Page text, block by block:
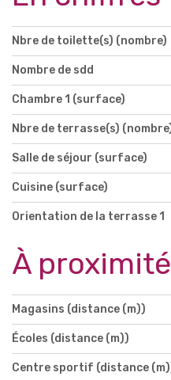
Nbre de toilette(s) (nombre)
Nombre de sdd
Chambre 1 (surface)
Nbre de terrasse(s)
Salle de séjour (surface)
Cuisine (surface)
Orientation de la terrasse 1
À proximité
Magasins (distance (m))
Écoles (distance (m))
Centre sportif (distance